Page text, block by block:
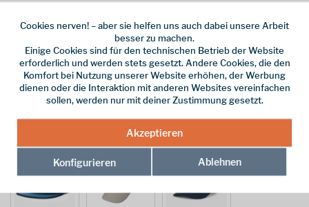
Hersteller-Nr.: U-2-CA-0060-BR006-M-L
weitere Modelle:
Cookies nerven! – aber sie helfen uns auch dabei unsere Arbeit
besser zu machen.
Einige Cookies sind für den technischen Betrieb der Website
erforderlich und werden stets gesetzt. Andere Cookies, die den
Komfort bei Nutzung unserer Website erhöhen, der Werbung
dienen oder die Interaktion mit anderen Websites vereinfachen
sollen, werden nur mit deiner Zustimmung gesetzt.
Akzeptieren
Konfigurieren Ablehnen